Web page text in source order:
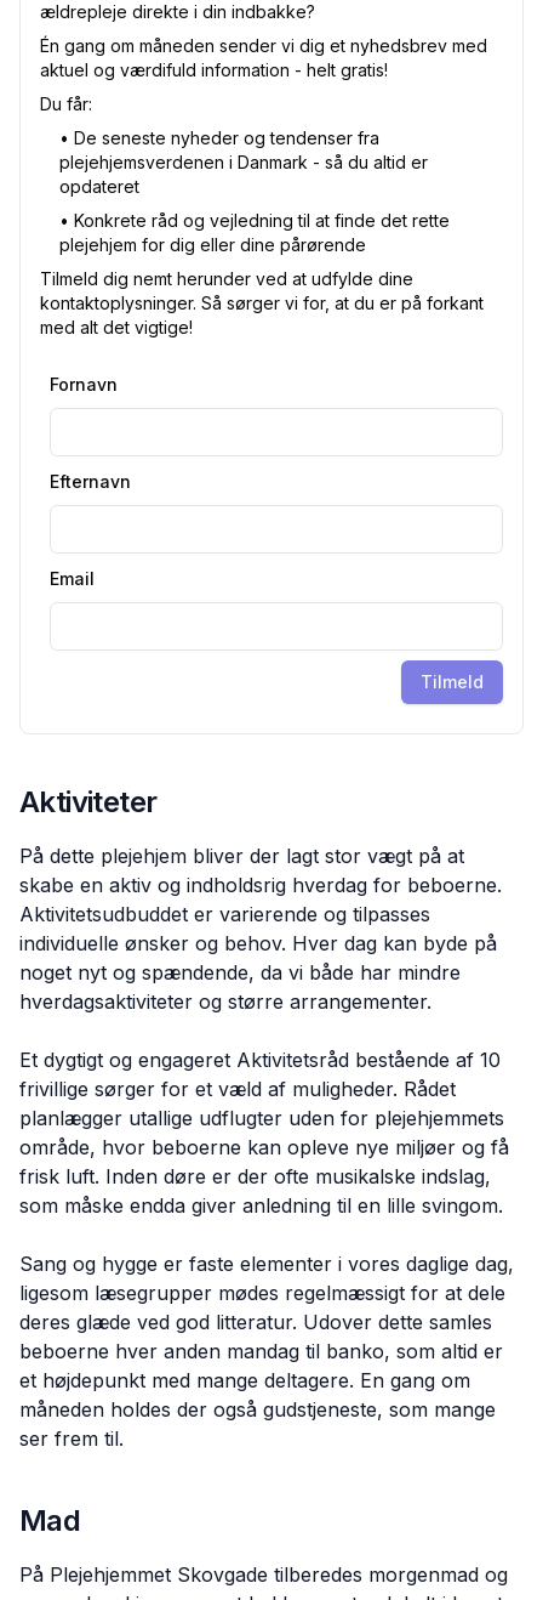
ældrepleje direkte i din indbakke?
Én gang om måneden sender vi dig et nyhedsbrev med
aktuel og værdifuld information - helt gratis!
Du får:
•⁠ De seneste nyheder og tendenser fra
plejehjemsverdenen i Danmark - så du altid er
opdateret
•⁠ Konkrete råd og vejledning til at finde det rette
plejehjem for dig eller dine pårørende
Tilmeld dig nemt herunder ved at udfylde dine
kontaktoplysninger. Så sørger vi for, at du er på forkant
med alt det vigtige!
Fornavn
Efternavn
Email
Tilmeld
Aktiviteter
På dette plejehjem bliver der lagt stor vægt på at
skabe en aktiv og indholdsrig hverdag for beboerne.
Aktivitetsudbuddet er varierende og tilpasses
individuelle ønsker og behov. Hver dag kan byde på
noget nyt og spændende, da vi både har mindre
hverdagsaktiviteter og større arrangementer.
Et dygtigt og engageret Aktivitetsråd bestående af 10
frivillige sørger for et væld af muligheder. Rådet
planlægger utallige udflugter uden for plejehjemmets
område, hvor beboerne kan opleve nye miljøer og få
frisk luft. Inden døre er der ofte musikalske indslag,
som måske endda giver anledning til en lille svingom.
Sang og hygge er faste elementer i vores daglige dag,
ligesom læsegrupper mødes regelmæssigt for at dele
deres glæde ved god litteratur. Udover dette samles
beboerne hver anden mandag til banko, som altid er
et højdepunkt med mange deltagere. En gang om
måneden holdes der også gudstjeneste, som mange
ser frem til.
Mad
På Plejehjemmet Skovgade tilberedes morgenmad og